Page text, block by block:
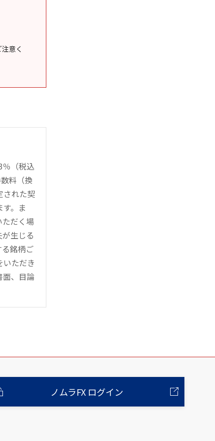
意く
（税込
料（換
された契
。ま
だく場
生じる
銘柄ご
いただき
、目論
ノムラFX ログイン